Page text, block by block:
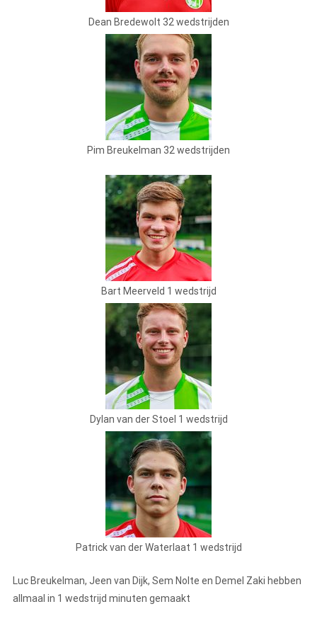
Dean Bredewolt 32 wedstrijden
Pim Breukelman 32 wedstrijden
Bart Meerveld 1 wedstrijd
Dylan van der Stoel 1 wedstrijd
Patrick van der Waterlaat 1 wedstrijd
Luc Breukelman, Jeen van Dijk, Sem Nolte en Demel Zaki hebben
allmaal in 1 wedstrijd minuten gemaakt